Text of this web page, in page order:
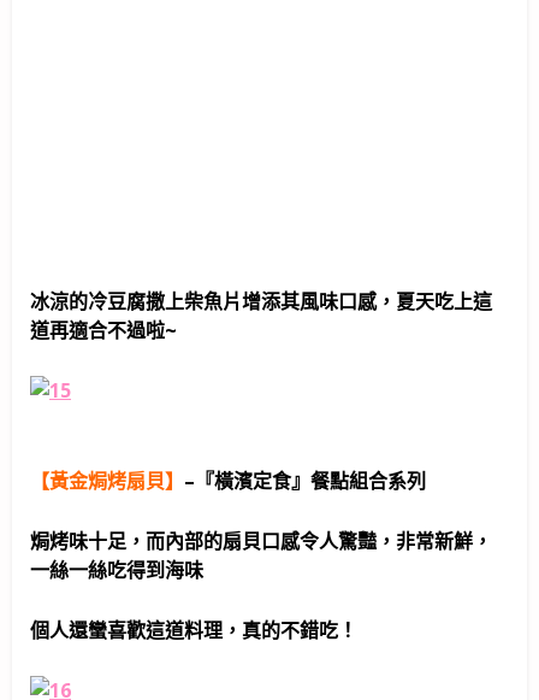
冰涼的冷豆腐撒上柴魚片增添其風味口感，夏天吃上這
道再適合不過啦~
【黃金焗烤扇貝】 – 『橫濱定食』餐點組合系列
焗烤味十足，而內部的扇貝口感令人驚豔，非常新鮮，
一絲一絲吃得到海味
個人還蠻喜歡這道料理，真的不錯吃！